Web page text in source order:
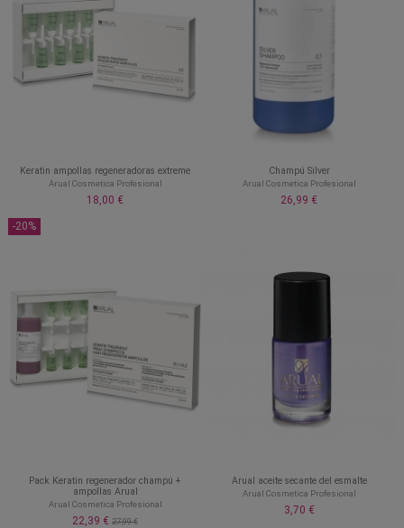
Keratin ampollas regeneradoras extreme
Arual Cosmetica Profesional
18,00 €
Champú Silver
Arual Cosmetica Profesional
26,99 €
-20%
Pack Keratin regenerador champú +
ampollas Arual
Arual Cosmetica Profesional
22,39 € 27,99 €
Arual aceite secante del esmalte
Arual Cosmetica Profesional
3,70 €